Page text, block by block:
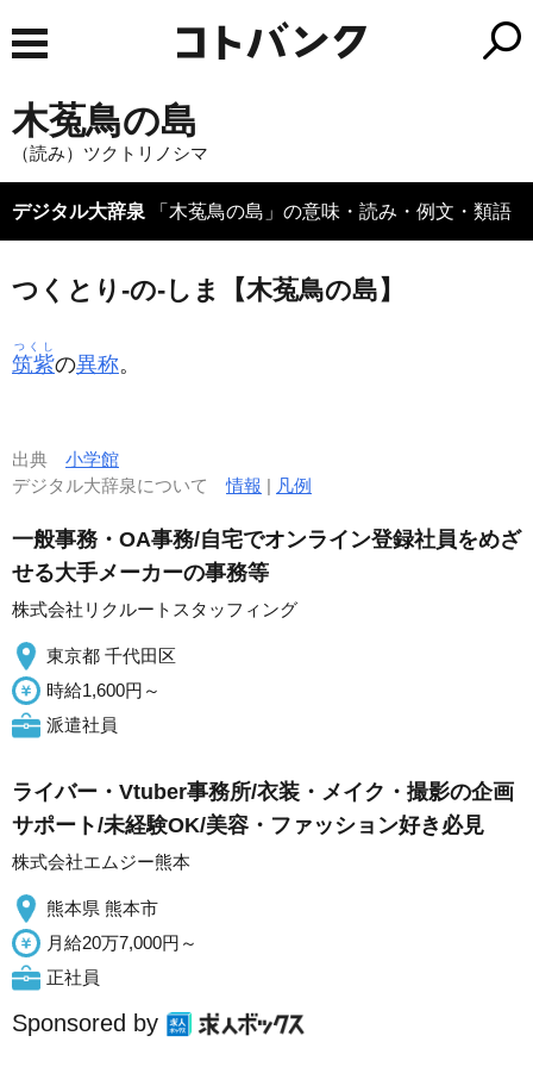
木菟鳥の島
（読み）ツクトリノシマ
デジタル大辞泉 「木菟鳥の島」の意味・読み・例文・類語
つくとり‐の‐しま【木菟鳥の島】
筑紫
つくし
の異称。
出典 小学館
デジタル大辞泉について情報 | 凡例
一般事務・OA事務/自宅でオンライン登録社員をめざ
せる大手メーカーの事務等
株式会社リクルートスタッフィング
東京都 千代田区
時給1,600円～
派遣社員
ライバー・Vtuber事務所/衣装・メイク・撮影の企画
サポート/未経験OK/美容・ファッション好き必見
株式会社エムジー熊本
熊本県 熊本市
月給20万7,000円～
正社員
Sponsored by